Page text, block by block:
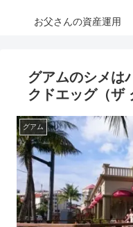
お父さんの資産運用
グアムのシメは
クドエッグ（ザ
グアム